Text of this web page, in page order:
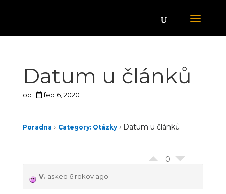
Datum u článků
od | feb 6, 2020
Poradna › Category: Otázky› Datum u článků
0
V. asked 6 rokov ago